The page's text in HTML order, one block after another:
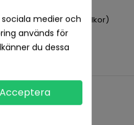
öppet köp (se köpvillkor)
medier och
används för
du dessa
Acceptera